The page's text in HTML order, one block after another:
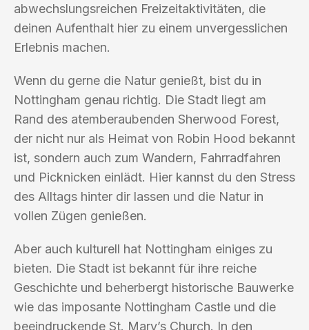
abwechslungsreichen Freizeitaktivitäten, die
deinen Aufenthalt hier zu einem unvergesslichen
Erlebnis machen.
Wenn du gerne die Natur genießt, bist du in
Nottingham genau richtig. Die Stadt liegt am
Rand des atemberaubenden Sherwood Forest,
der nicht nur als Heimat von Robin Hood bekannt
ist, sondern auch zum Wandern, Fahrradfahren
und Picknicken einlädt. Hier kannst du den Stress
des Alltags hinter dir lassen und die Natur in
vollen Zügen genießen.
Aber auch kulturell hat Nottingham einiges zu
bieten. Die Stadt ist bekannt für ihre reiche
Geschichte und beherbergt historische Bauwerke
wie das imposante Nottingham Castle und die
beeindruckende St. Mary’s Church. In den